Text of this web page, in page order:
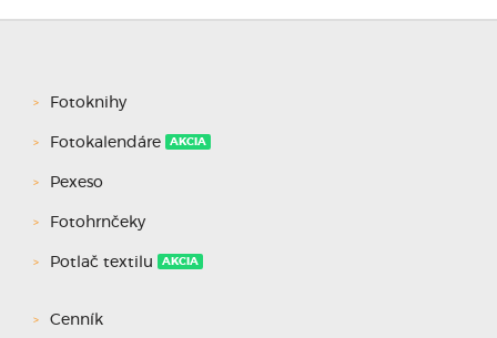
Fotoknihy
Fotokalendáre AKCIA
Pexeso
Fotohrnčeky
Potlač textilu AKCIA
Cenník